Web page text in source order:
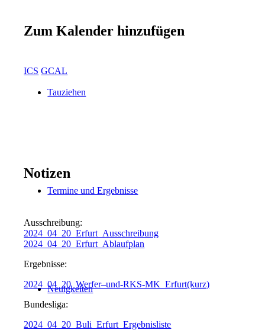
Tauziehen
Termine und Ergebnisse
Neuigkeiten
Zum Kalender hinzufügen
ICS GCAL
Notizen
Ausschreibung:
2024_04_20_Erfurt_Ausschreibung
2024_04_20_Erfurt_Ablaufplan
Ergebnisse:
2024_04_20_Werfer–und-RKS-MK_Erfurt(kurz)
Bundesliga:
2024_04_20_Buli_Erfurt_Ergebnisliste